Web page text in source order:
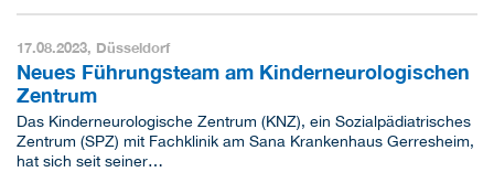
17.08.2023, Düsseldorf
Neues Führungsteam am Kinderneurologischen
Zentrum
Das Kinderneurologische Zentrum (KNZ), ein Sozialpädiatrisches
Zentrum (SPZ) mit Fachklinik am Sana Krankenhaus Gerresheim,
hat sich seit seiner…